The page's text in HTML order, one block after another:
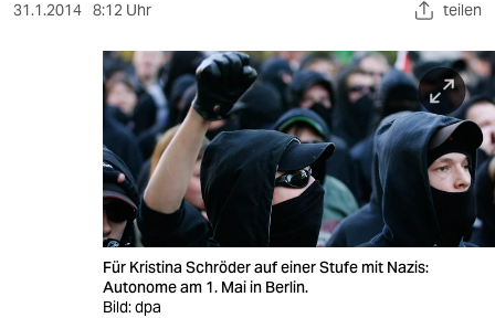
berlin
veranstaltungen
31.1.2014 8:12 Uhr teilen
Für Kristina Schröder auf einer Stufe mit Nazis:
Autonome am 1. Mai in Berlin.
Bild: dpa